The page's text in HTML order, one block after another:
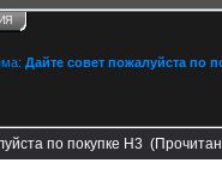
Дайте совет пожалуйста по
по покупке Н3